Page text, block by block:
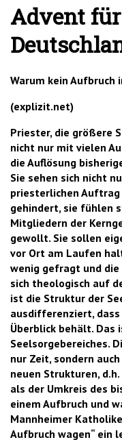
Advent
Warum kein Aufbruch
(explizit.net)
Priester, die größere
nicht nur mit vielen
die Auflösung
Sie sehen sich nicht
priesterlichen
gehindert, sie fühlen
Mitgliedern der
gewollt. Sie sollen
vor Ort am Laufen
wenig gefragt und
sich theologisch auf
ist die Struktur der
ausdifferenziert, dass
Überblick behält.
Seelsorgebereiches.
nur Zeit, sondern
neuen Strukturen,
als der Umkreis des
einem Aufbruch und
Mannheimer
Aufbruch wagen“ ein